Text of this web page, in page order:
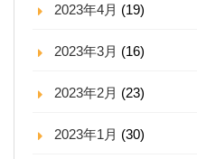
2023年4月 (19)
2023年3月 (16)
2023年2月 (23)
2023年1月 (30)